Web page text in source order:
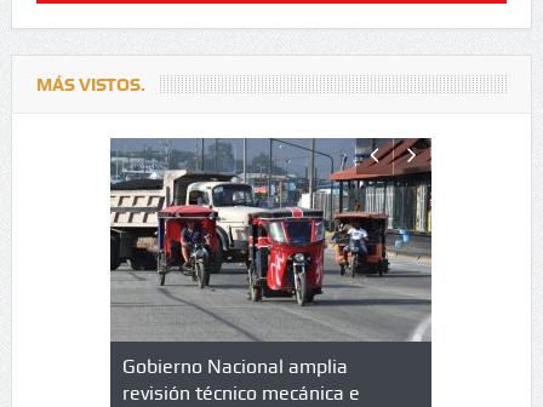
MÁS VISTOS.
de
en
Gobierno Nacional amplia
revisión técnico mecánica e